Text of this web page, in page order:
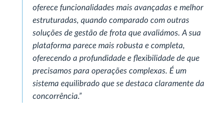
oferece funcionalidades mais avançadas e melhor
estruturadas, quando comparado com outras
soluções de gestão de frota que avaliámos. A sua
plataforma parece mais robusta e completa,
oferecendo a profundidade e flexibilidade de que
precisamos para operações complexas. É um
sistema equilibrado que se destaca claramente da
concorrência.”